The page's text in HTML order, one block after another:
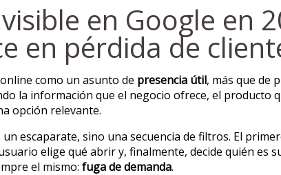
en Google en
en pérdida de
como un asunto de presencia útil, más que de
la información que el negocio ofrece, el producto
opción relevante.
escaparate, sino una secuencia de filtros. El
elige qué abrir y, finalmente, decide quién es
el mismo: fuga de demanda.